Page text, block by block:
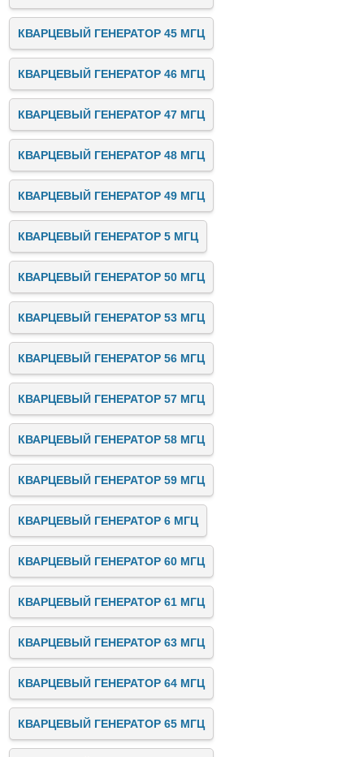
КВАРЦЕВЫЙ ГЕНЕРАТОР 45 МГЦ
КВАРЦЕВЫЙ ГЕНЕРАТОР 46 МГЦ
КВАРЦЕВЫЙ ГЕНЕРАТОР 47 МГЦ
КВАРЦЕВЫЙ ГЕНЕРАТОР 48 МГЦ
КВАРЦЕВЫЙ ГЕНЕРАТОР 49 МГЦ
КВАРЦЕВЫЙ ГЕНЕРАТОР 5 МГЦ
КВАРЦЕВЫЙ ГЕНЕРАТОР 50 МГЦ
КВАРЦЕВЫЙ ГЕНЕРАТОР 53 МГЦ
КВАРЦЕВЫЙ ГЕНЕРАТОР 56 МГЦ
КВАРЦЕВЫЙ ГЕНЕРАТОР 57 МГЦ
КВАРЦЕВЫЙ ГЕНЕРАТОР 58 МГЦ
КВАРЦЕВЫЙ ГЕНЕРАТОР 59 МГЦ
КВАРЦЕВЫЙ ГЕНЕРАТОР 6 МГЦ
КВАРЦЕВЫЙ ГЕНЕРАТОР 60 МГЦ
КВАРЦЕВЫЙ ГЕНЕРАТОР 61 МГЦ
КВАРЦЕВЫЙ ГЕНЕРАТОР 63 МГЦ
КВАРЦЕВЫЙ ГЕНЕРАТОР 64 МГЦ
КВАРЦЕВЫЙ ГЕНЕРАТОР 65 МГЦ